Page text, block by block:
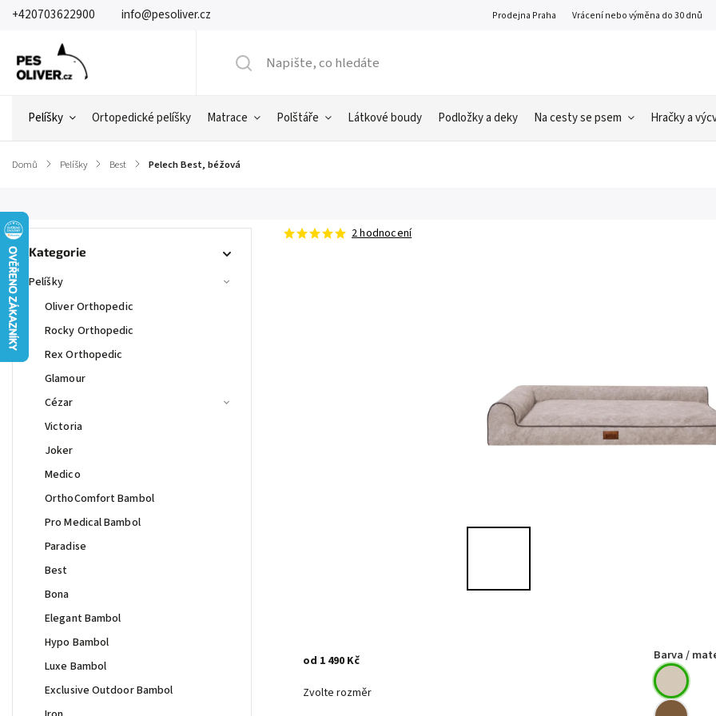
+420703622900 info@pesoliver.cz Prodejna Praha Vrácení nebo výměna do 30 dnů
Pelíšky Ortopedické pelíšky Matrace Polštáře Látkové boudy Podložky a deky Na cesty se psem Hračky a
Domů / Pelíšky / Best / Pelech Best, béžová
Kategorie
Pelíšky
Oliver Orthopedic
Rocky Orthopedic
Rex Orthopedic
Glamour
Cézar
Victoria
Joker
Medico
OrthoComfort Bambol
Pro Medical Bambol
Paradise
Best
Bona
Elegant Bambol
Hypo Bambol
Luxe Bambol
Exclusive Outdoor Bambol
2 hodnocení
od 1 490 Kč
Zvolte rozměr
Barva /